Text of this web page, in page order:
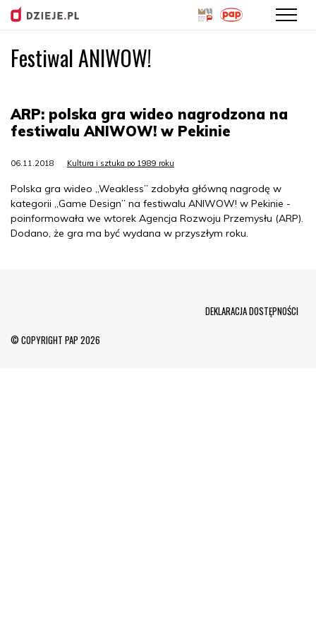
Festiwal ANIWOW!
ARP: polska gra wideo nagrodzona na
festiwalu ANIWOW! w Pekinie
06.11.2018 Kultura i sztuka po 1989 roku
Polska gra wideo „Weakless” zdobyła główną nagrodę w
kategorii „Game Design” na festiwalu ANIWOW! w Pekinie -
poinformowała we wtorek Agencja Rozwoju Przemysłu (ARP).
Dodano, że gra ma być wydana w przyszłym roku.
© COPYRIGHT PAP 2026
DEKLARACJA DOSTĘPNOŚCI